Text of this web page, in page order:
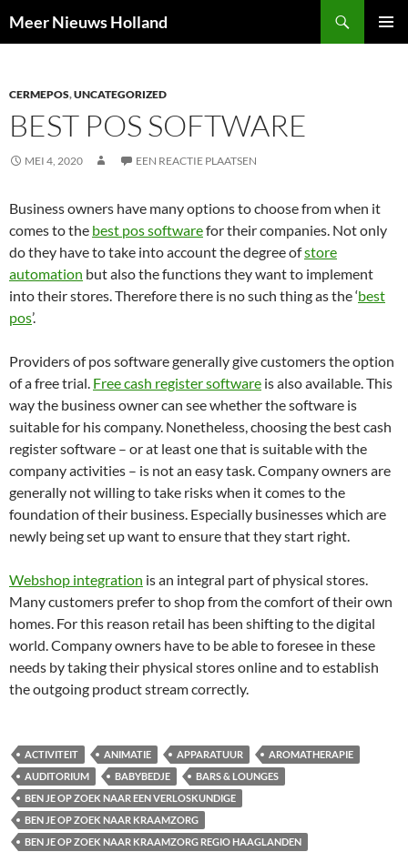
naar
Meer Nieuws Holland
CERMEPOS,UNCATEGORIZED
BEST POS SOFTWARE
MEI 4, 2020 EEN REACTIE PLAATSEN
Business owners have many options to choose from when it
comes to the best pos softwarefor their companies. Not only
do they have to take into account the degree ofstore
automation but also the functions they want to implement
into their stores. Therefore there is no such thing as the ‘best
pos’.
Providers of pos software generally give customers the option
of a free trial. Free cash register software is also available. This
way the business owner can see whether the software is
suitable for his company. Nonetheless, choosing the best cash
register software – or at least one that is suitable with the
company activities – is not an easy task. Company owners are
generally not willing to take risks when it comes to the
foundation of their business. Especially businesses which are
newly being set up want to ensure that they start right.
Webshop integration is an integral part of physical stores.
Many customers prefer to shop from the comfort of their own
homes. For this reason retail has been shifting to the digital
world. Company owners have to be able to foresee in these
needs by taking their physical stores online and to establish
the outgoing product stream correctly.
ACTIVITEIT ANIMATIE APPARATUUR
AROMATHERAPIE
AUDITORIUM
BABYBEDJE
BARS & LOUNGES
BEN JE OP ZOEK NAAR EEN VERLOSKUNDIGE
BEN JE OP ZOEK NAAR KRAAMZORG
BEN JE OP ZOEK NAAR KRAAMZORG REGIO HAAGLANDEN